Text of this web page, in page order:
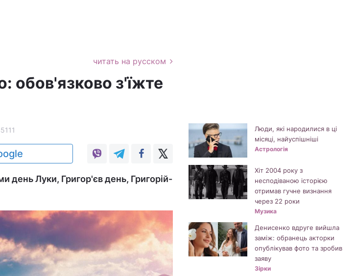
читать на русском
обов'язково з'їжте
день Луки, Григор'єв день, Григорій-
Люди, які народилися в ці
місяці, найуспішніші
Астрологія
Хіт 2004 року з
несподіваною історією
отримав гучне визнання
через 22 роки
Музика
Денисенко вдруге вийшла
заміж: обранець акторки
опублікував фото та зробив
заяву
Зірки